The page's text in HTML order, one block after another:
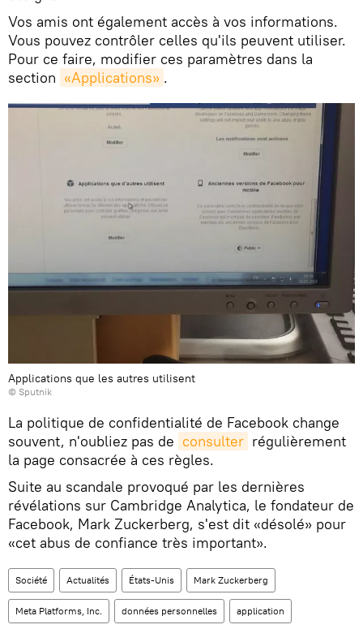
Vos amis ont également accès à vos informations.
Vous pouvez contrôler celles qu'ils peuvent utiliser.
Pour ce faire, modifier ces paramètres dans la
section «Applications» .
Applications que les autres utilisent
© Sputnik
La politique de confidentialité de Facebook change
souvent, n'oubliez pas de consulter régulièrement
la page consacrée à ces règles.
Suite au scandale provoqué par les dernières
révélations sur Cambridge Analytica, le fondateur de
Facebook, Mark Zuckerberg, s'est dit «désolé» pour
«cet abus de confiance très important».
Société Actualités États-Unis Mark Zuckerberg
Meta Platforms, Inc. données personnelles application